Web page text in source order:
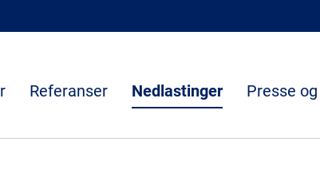
Referanser Nedlastinger Presse